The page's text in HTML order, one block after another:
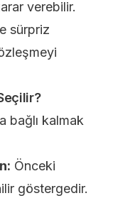
verebilir.
sürpriz
bağlı kalmak
Önceki
göstergedir.